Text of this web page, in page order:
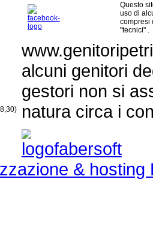
Questo
uso di
compresi
"tecnici" .
alcuni genitori
gestori non si
natura circa i
& hosting